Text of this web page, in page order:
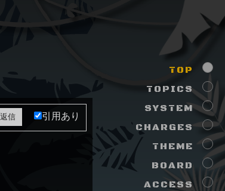
TOP
TOPICS
SYSTEM
CHARGES
THEME
BOARD
ACCESS
引用あり